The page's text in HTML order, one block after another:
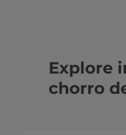
Explore
chorro